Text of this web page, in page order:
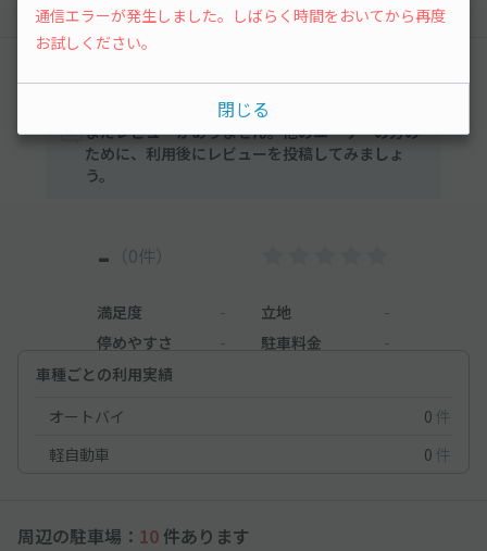
まだレビューがありません。他のユーザーの方の
ために、利用後にレビューを投稿してみましょ
う。
- （0件）
満足度 立地
停めやすさ
駐車料金
車種ごとの利用実績
オートバイ
0 件
軽自動車
0 件
周辺の駐車場： 10 件あります
通信エラーが発生しました。しばらく時間をおいてから再度
お試しください。
閉じる